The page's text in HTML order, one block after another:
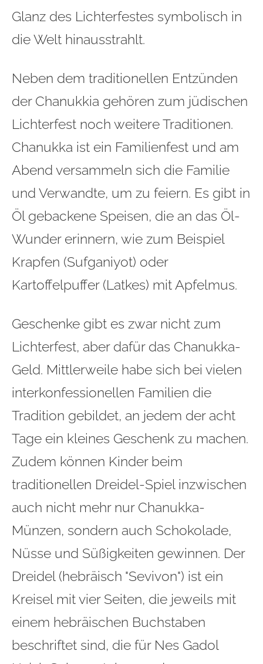
Glanz des Lichterfestes symbolisch in
die Welt hinausstrahlt.
Neben dem traditionellen Entzünden
der Chanukkia gehören zum jüdischen
Lichterfest noch weitere Traditionen.
Chanukka ist ein Familienfest und am
Abend versammeln sich die Familie
und Verwandte, um zu feiern. Es gibt in
Öl gebackene Speisen, die an das Öl-
Wunder erinnern, wie zum Beispiel
Krapfen (Sufganiyot) oder
Kartoffelpuffer (Latkes) mit Apfelmus.
Geschenke gibt es zwar nicht zum
Lichterfest, aber dafür das Chanukka-
Geld. Mittlerweile habe sich bei vielen
interkonfessionellen Familien die
Tradition gebildet, an jedem der acht
Tage ein kleines Geschenk zu machen.
Zudem können Kinder beim
traditionellen Dreidel-Spiel inzwischen
auch nicht mehr nur Chanukka-
Münzen, sondern auch Schokolade,
Nüsse und Süßigkeiten gewinnen. Der
Dreidel (hebräisch "Sevivon") ist ein
Kreisel mit vier Seiten, die jeweils mit
einem hebräischen Buchstaben
beschriftet sind, die für Nes Gadol